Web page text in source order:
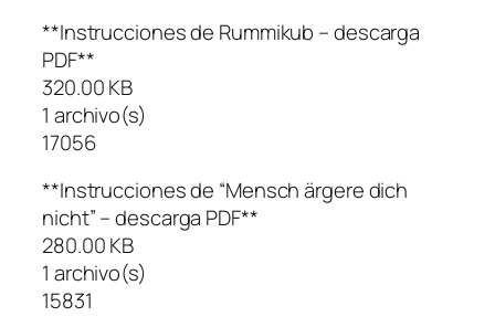
**Instrucciones de Rummikub – descarga
PDF**
320.00 KB
1 archivo(s)
17056
**Instrucciones de “Mensch ärgere dich
nicht” – descarga PDF**
280.00 KB
1 archivo(s)
15831